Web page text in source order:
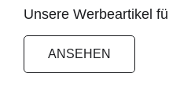
Unsere Werbeartikel
ANSEHEN